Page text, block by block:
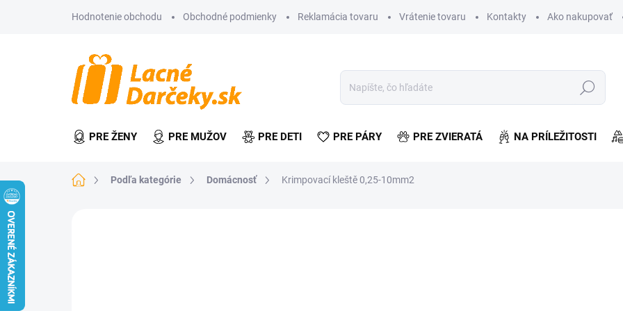
Hodnotenie obchodu Obchodné podmienky Reklamácia tovaru Vrátenie tovaru Kontakty Ako nakupovať
Hľadať
PRE ŽENY PRE MUŽOV PRE DETI PRE PÁRY PRE ZVIERATÁ NA PRÍLEŽITOSTI
DomovPodľa kategórie Domácnosť Krimpovací kleště 0,25-10mm2